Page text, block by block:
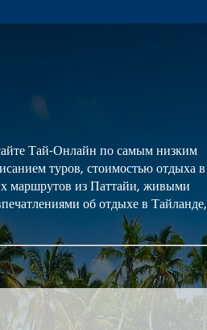
Тай-Онлайн по самым низким
туров, стоимостью отдыха в
маршрутов из Паттайи, живыми
об отдыхе в Тайланде,